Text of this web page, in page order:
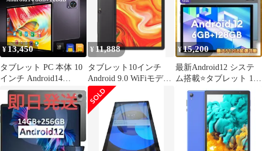
¥13,450
タブレット PC 本体 10
インチ Android14
8GB+128GB Wi-Fi 格安
タブレット IPS液晶 軽
量 在宅ワーク 子供 キ
ッズ 初心者 色可選
¥ 11,888
タブレット10インチ
Android 9.0 WiFiモデル
RAM2GB
¥15,200
最新Android12 システ
ム搭載⭐タブレット 10
インチ wi-fiモデル